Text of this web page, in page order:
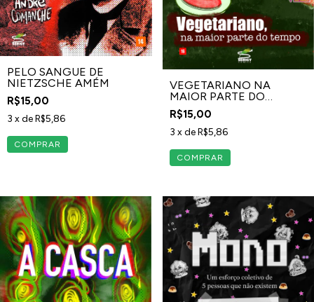
PELO SANGUE DE
NIETZSCHE AMÉM
R$15,00
3 x deR$5,86
VEGETARIANO NA
MAIOR PARTE DO
TEMPO
R$15,00
3 x deR$5,86